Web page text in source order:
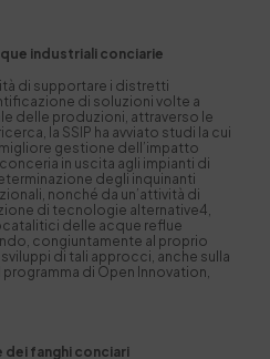
industriali conciarie
di supportare i distretti
di soluzioni volte a
delle produzioni, attraverso le
la SSIP ha avviato studi la cui
gestione dell’impatto
in uscita agli impianti di
degli inquinanti
nonché da un’attività di
di tecnologie alternative4,
delle acque reflue
congiuntamente al proprio
di tali approcci, anche sulla
di Open Innovation,
fanghi conciari